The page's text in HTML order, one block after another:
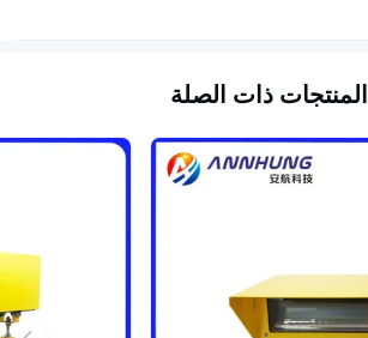
المنتجات ذات الصلة